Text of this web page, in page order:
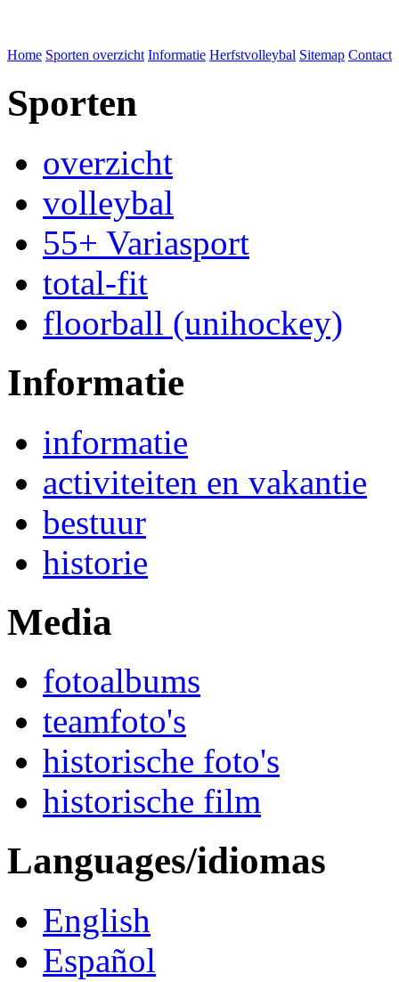
Home Sporten overzicht Informatie Herfstvolleybal Sitemap Contact
Sporten
overzicht
volleybal
55+ Variasport
total-fit
floorball (unihockey)
Informatie
informatie
activiteiten en vakantie
bestuur
historie
Media
fotoalbums
teamfoto's
historische foto's
historische film
Languages/idiomas
English
Español